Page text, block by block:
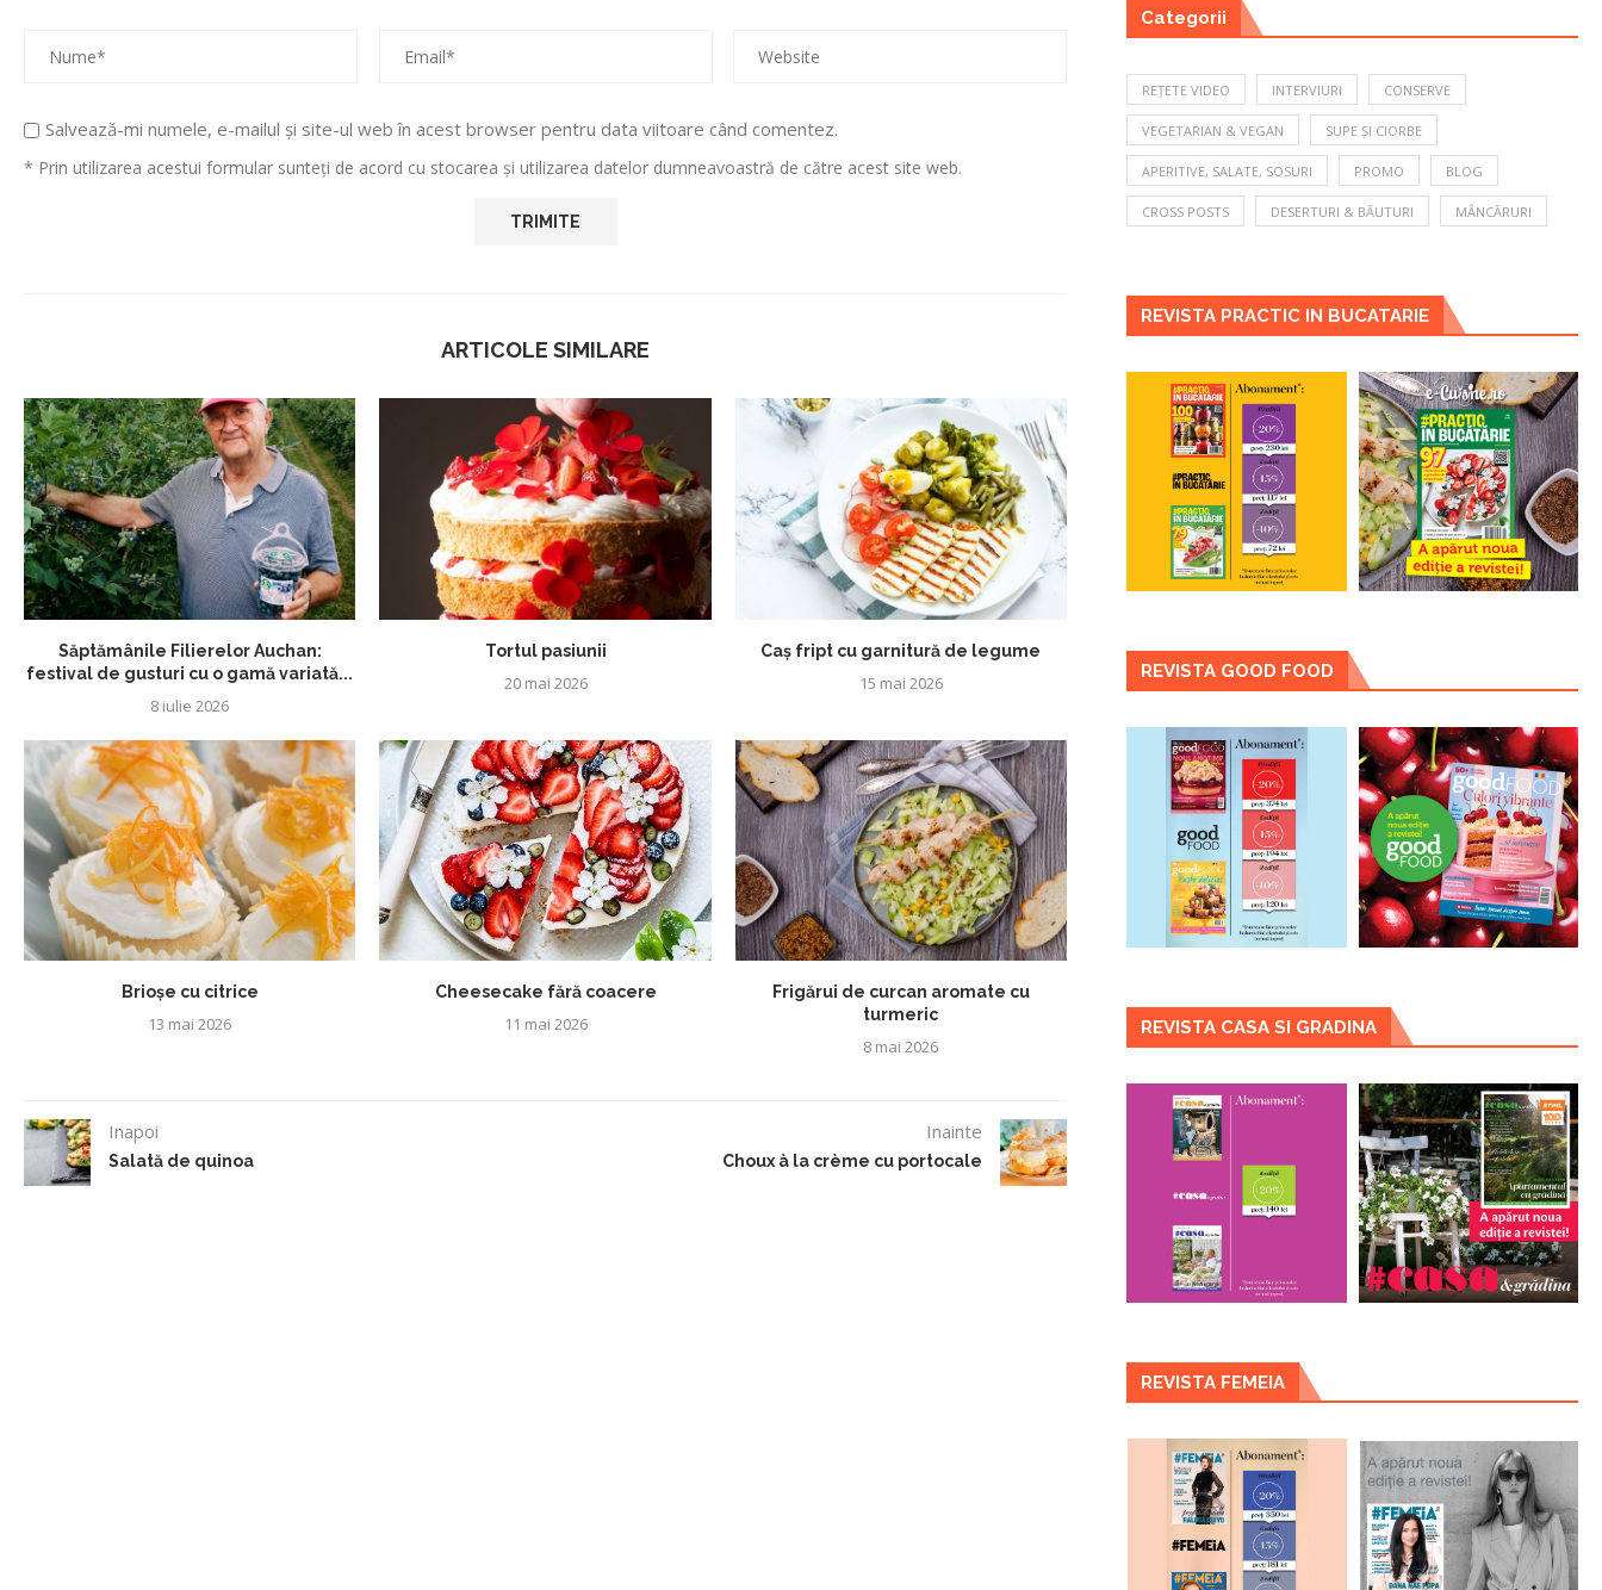
Salvează-mi numele, e-mailul și site-ul web în acest browser pentru data viitoare când comentez.
* Prin utilizarea acestui formular sunteți de acord cu stocarea și utilizarea datelor dumneavoastră de către acest site web.
ARTICOLE SIMILARE
Săptămânile Filierelor Auchan:
festival de gusturi cu o gamă variată...
8 iulie 2026
Tortul pasiunii
20 mai 2026
Caș fript cu garnitură de legume
15 mai 2026
Brioșe cu citrice
13 mai 2026
Cheesecake fără coacere
11 mai 2026
Frigărui de curcan aromate cu
turmeric
8 mai 2026
Inapoi
Salată de quinoa
Inainte
Choux à la crème cu portocale
Categorii
REȚETE VIDEO INTERVIURI CONSERVE
VEGETARIAN & VEGAN SUPE ȘI CIORBE
APERITIVE, SALATE, SOSURI PROMO BLOG
CROSS POSTS DESERTURI & BĂUTURI MÂNCĂRURI
REVISTA PRACTIC IN BUCATARIE
REVISTA GOOD FOOD
REVISTA CASA SI GRADINA
REVISTA FEMEIA